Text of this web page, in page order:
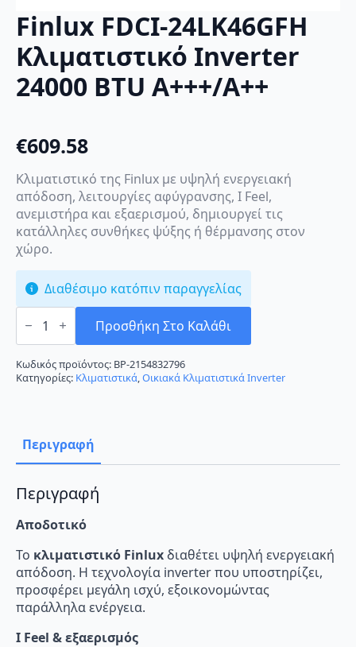
Finlux FDCI-24LK46GFH
Κλιματιστικό Inverter
24000 BTU A+++/A++
€609.58
Κλιματιστικό της Finlux με υψηλή ενεργειακή
απόδοση, λειτουργίες αφύγρανσης, I Feel,
ανεμιστήρα και εξαερισμού, δημιουργεί τις
κατάλληλες συνθήκες ψύξης ή θέρμανσης στον
χώρο.
Διαθέσιμο κατόπιν παραγγελίας
Finlux
FDCI-
Κλιματιστικό
Inverter
24000
BTU
Προσθήκη Στο Καλάθι
Κωδικός προϊόντος: BP-2154832796
Κατηγορίες: Κλιματιστικά,Οικιακά Κλιματιστικά Inverter
Περιγραφή
Περιγραφή
Αποδοτικό
Το κλιματιστικό Finlux διαθέτει υψηλή ενεργειακή
απόδοση. Η τεχνολογία inverter που υποστηρίζει,
προσφέρει μεγάλη ισχύ, εξοικονομώντας
παράλληλα ενέργεια.
I Feel & εξαερισμός